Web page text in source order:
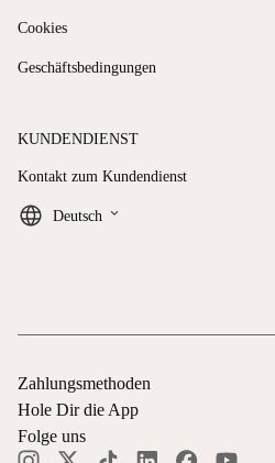
Cookies
Geschäftsbedingungen
KUNDENDIENST
Kontakt zum Kundendienst
Deutsch keyboard_arrow_down
Zahlungsmethoden
Hole Dir die App
Folge uns